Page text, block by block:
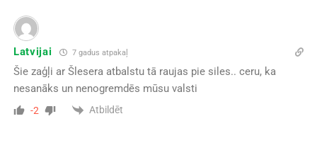
Latvijai 7 gadus atpakaļ
Šie zaģļi ar Šlesera atbalstu tā raujas pie siles.. ceru, ka
nesanāks un nenogremdēs mūsu valsti
-2 Atbildēt